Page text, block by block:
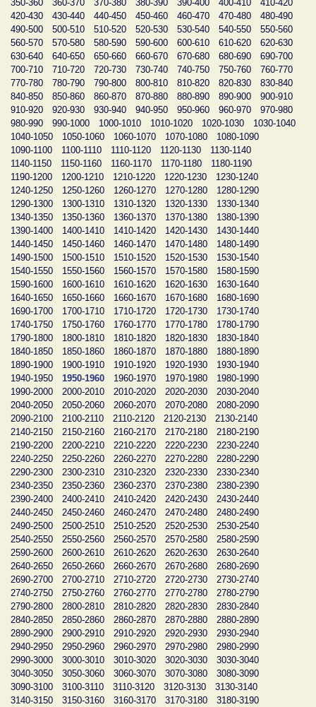
350-360 360-370 370-380 380-390 390-400 400-410
410-420
420-430
430-440 440-450 450-460 460-470 470-480
480-490
490-500
500-510 510-520 520-530 530-540 540-550
550-560
560-570
570-580 580-590 590-600 600-610 610-620
620-630
630-640
640-650 650-660 660-670 670-680 680-690
690-700
700-710
710-720 720-730 730-740 740-750 750-760
760-770
770-780
780-790 790-800 800-810 810-820 820-830
830-840
840-850
850-860 860-870 870-880 880-890 890-900
900-910
910-920
920-930 930-940 940-950 950-960 960-970
970-980
980-990
990-1000 1000-1010 1010-1020 1020-1030
1030-1040
1040-1050
1050-1060 1060-1070 1070-1080
1080-1090
1090-1100
1100-1110 1110-1120 1120-1130
1130-1140
1140-1150
1150-1160 1160-1170 1170-1180
1180-1190
1190-1200
1200-1210 1210-1220 1220-1230
1230-1240
1240-1250
1250-1260 1260-1270 1270-1280
1280-1290
1290-1300
1300-1310 1310-1320 1320-1330
1330-1340
1340-1350
1350-1360 1360-1370 1370-1380
1380-1390
1390-1400
1400-1410 1410-1420 1420-1430
1430-1440
1440-1450
1450-1460 1460-1470 1470-1480
1480-1490
1490-1500
1500-1510 1510-1520 1520-1530
1530-1540
1540-1550
1550-1560 1560-1570 1570-1580
1580-1590
1590-1600
1600-1610 1610-1620 1620-1630
1630-1640
1640-1650
1650-1660 1660-1670 1670-1680
1680-1690
1690-1700
1700-1710 1710-1720 1720-1730
1730-1740
1740-1750
1750-1760 1760-1770 1770-1780
1780-1790
1790-1800
1800-1810 1810-1820 1820-1830
1830-1840
1840-1850
1850-1860 1860-1870 1870-1880
1880-1890
1890-1900
1900-1910 1910-1920 1920-1930
1930-1940
1940-1950
1950-1960 1960-1970 1970-1980
1980-1990
1990-2000
2000-2010 2010-2020 2020-2030
2030-2040
2040-2050
2050-2060 2060-2070 2070-2080
2080-2090
2090-2100
2100-2110 2110-2120 2120-2130
2130-2140
2140-2150
2150-2160 2160-2170 2170-2180
2180-2190
2190-2200
2200-2210 2210-2220 2220-2230
2230-2240
2240-2250
2250-2260 2260-2270 2270-2280
2280-2290
2290-2300
2300-2310 2310-2320 2320-2330
2330-2340
2340-2350
2350-2360 2360-2370 2370-2380
2380-2390
2390-2400
2400-2410 2410-2420 2420-2430
2430-2440
2440-2450
2450-2460 2460-2470 2470-2480
2480-2490
2490-2500
2500-2510 2510-2520 2520-2530
2530-2540
2540-2550
2550-2560 2560-2570 2570-2580
2580-2590
2590-2600
2600-2610 2610-2620 2620-2630
2630-2640
2640-2650
2650-2660 2660-2670 2670-2680
2680-2690
2690-2700
2700-2710 2710-2720 2720-2730
2730-2740
2740-2750
2750-2760 2760-2770 2770-2780
2780-2790
2790-2800
2800-2810 2810-2820 2820-2830
2830-2840
2840-2850
2850-2860 2860-2870 2870-2880
2880-2890
2890-2900
2900-2910 2910-2920 2920-2930
2930-2940
2940-2950
2950-2960 2960-2970 2970-2980
2980-2990
2990-3000
3000-3010 3010-3020 3020-3030
3030-3040
3040-3050
3050-3060 3060-3070 3070-3080
3080-3090
3090-3100
3100-3110 3110-3120 3120-3130
3130-3140
3140-3150
3150-3160 3160-3170 3170-3180
3180-3190